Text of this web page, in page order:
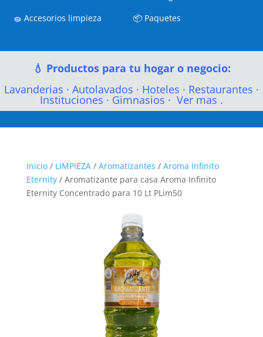
🧽Accesorios limpieza
📦 Paquetes
💧 Productos para tu hogar o negocio:
Lavanderias · Autolavados · Hoteles · Restaurantes ·
Instituciones · Gimnasios · Ver mas .
Inicio/ LIMPIEZA/ Aromatizantes / Aroma Infinito
Eternity/ Aromatizante para casa Aroma Infinito
Eternity Concentrado para 10 Lt PLim50